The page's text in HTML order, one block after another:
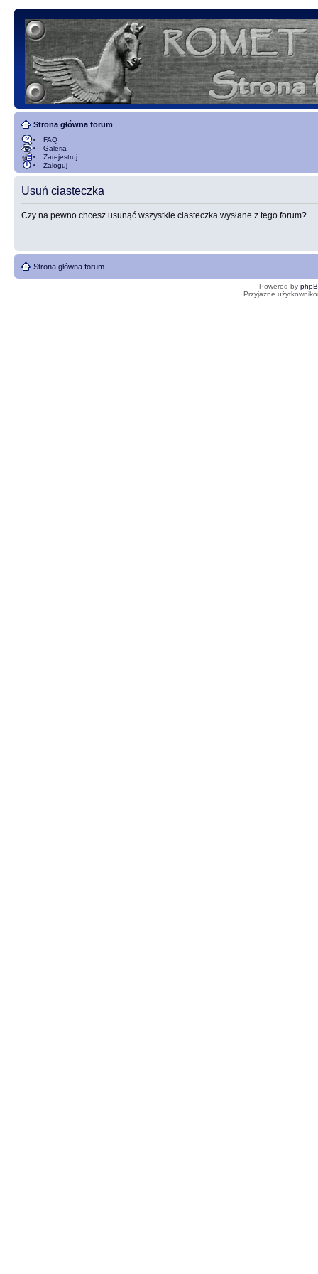
Strona główna forum
FAQ
Galeria
Zarejestruj
Zaloguj
Usuń ciasteczka
Czy na pewno chcesz usunąć wszystkie ciasteczka wysłane z tego forum?
Strona główna forum
Powered by
Przyjazne